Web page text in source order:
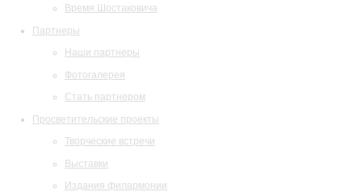
Время Шостаковича
Партнеры
Наши партнеры
Фотогалерея
Стать партнером
Просветительские проекты
Творческие встречи
Выставки
Издания филармонии